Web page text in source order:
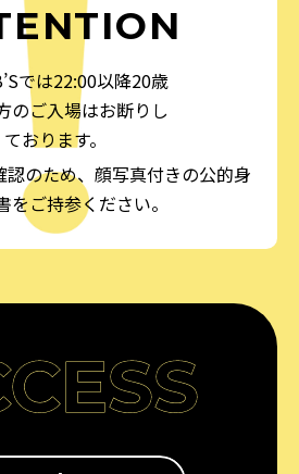
では22:00以降20歳
のご入場はお断りし
ております。
認のため、顔写真付きの公的身
をご持参ください。